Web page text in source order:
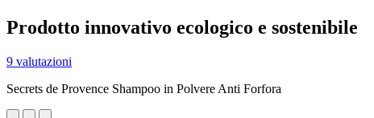
Prodotto innovativo ecologico e sostenibile
9 valutazioni
Secrets de Provence Shampoo in Polvere Anti Forfora